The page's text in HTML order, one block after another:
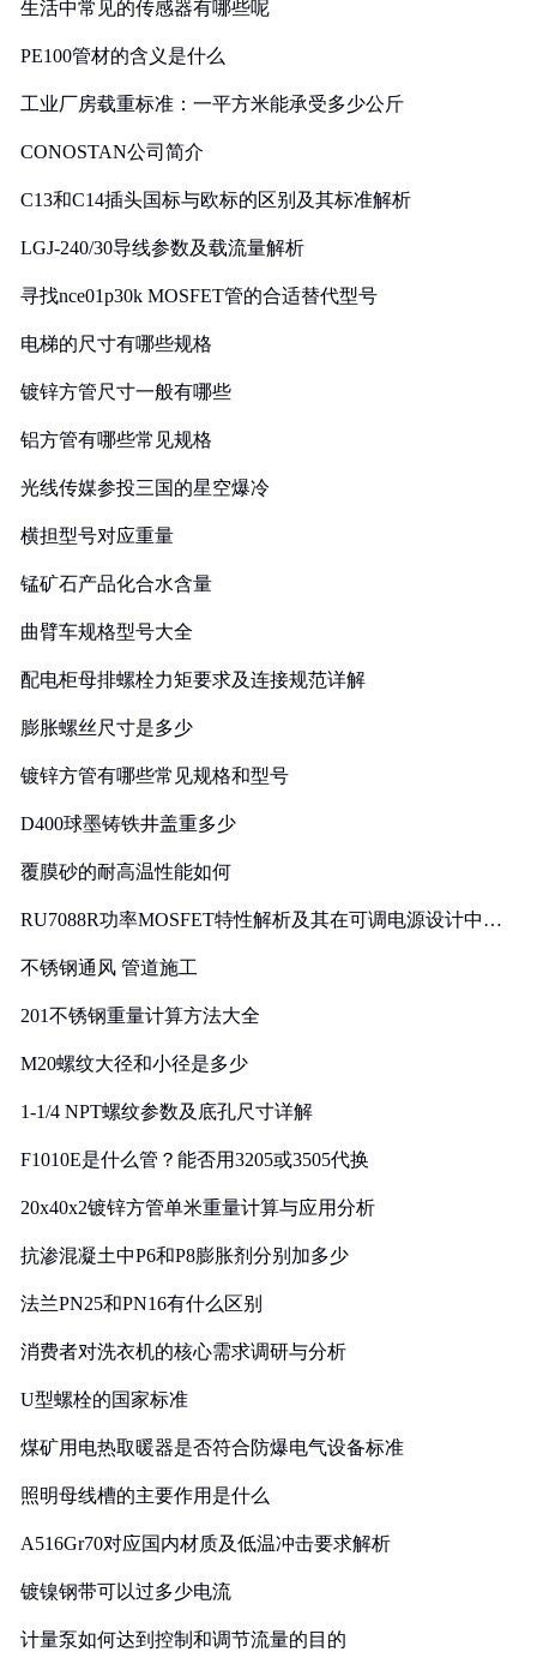
生活中常见的传感器有哪些呢
PE100管材的含义是什么
工业厂房载重标准：一平方米能承受多少公斤
CONOSTAN公司简介
C13和C14插头国标与欧标的区别及其标准解析
LGJ-240/30导线参数及载流量解析
寻找nce01p30k MOSFET管的合适替代型号
电梯的尺寸有哪些规格
镀锌方管尺寸一般有哪些
铝方管有哪些常见规格
光线传媒参投三国的星空爆冷
横担型号对应重量
锰矿石产品化合水含量
曲臂车规格型号大全
配电柜母排螺栓力矩要求及连接规范详解
膨胀螺丝尺寸是多少
镀锌方管有哪些常见规格和型号
D400球墨铸铁井盖重多少
覆膜砂的耐高温性能如何
RU7088R功率MOSFET特性解析及其在可调电源设计中的
不锈钢通风 管道施工
201不锈钢重量计算方法大全
M20螺纹大径和小径是多少
1-1/4 NPT螺纹参数及底孔尺寸详解
F1010E是什么管？能否用3205或3505代换
20x40x2镀锌方管单米重量计算与应用分析
抗渗混凝土中P6和P8膨胀剂分别加多少
法兰PN25和PN16有什么区别
消费者对洗衣机的核心需求调研与分析
U型螺栓的国家标准
煤矿用电热取暖器是否符合防爆电气设备标准
照明母线槽的主要作用是什么
A516Gr70对应国内材质及低温冲击要求解析
镀镍钢带可以过多少电流
计量泵如何达到控制和调节流量的目的